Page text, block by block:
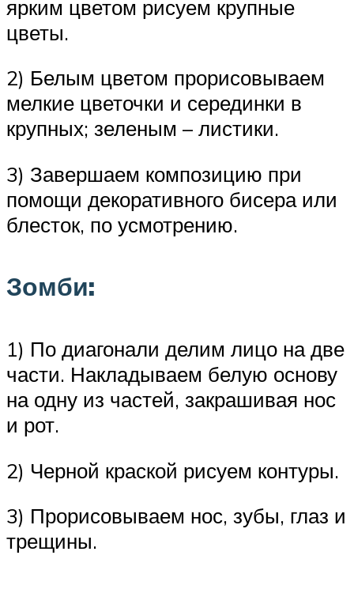
ярким цветом рисуем крупные
цветы.
2) Белым цветом прорисовываем
мелкие цветочки и серединки в
крупных; зеленым – листики.
3) Завершаем композицию при
помощи декоративного бисера или
блесток, по усмотрению.
Зомби:
1) По диагонали делим лицо на две
части. Накладываем белую основу
на одну из частей, закрашивая нос
и рот.
2) Черной краской рисуем контуры.
3) Прорисовываем нос, зубы, глаз и
трещины.